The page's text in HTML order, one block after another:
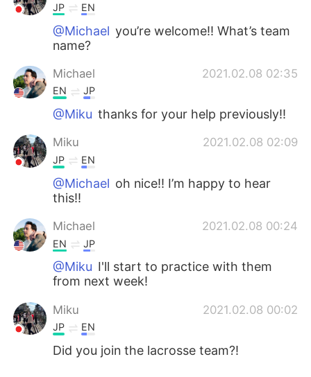
JP EN
@Michael you’re welcome!! What’s team
name?
Michael 2021.02.08 02:35
EN JP
@Miku thanks for your help previously!!
Miku 2021.02.08 02:09
JP EN
@Michael oh nice!! I’m happy to hear
this!!
Michael 2021.02.08 00:24
EN JP
@Miku I'll start to practice with them
from next week!
Miku 2021.02.08 00:02
JP EN
Did you join the lacrosse team?!